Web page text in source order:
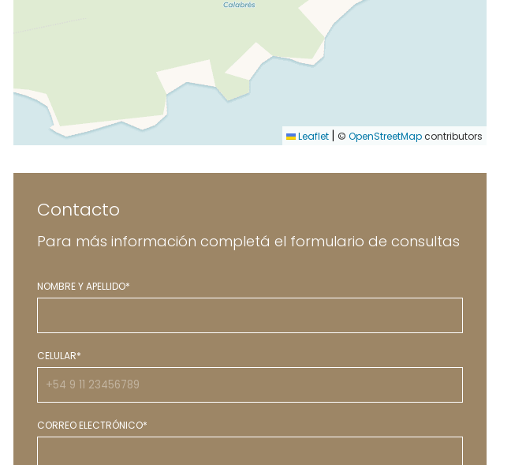
Leaflet | © OpenStreetMapcontributors
Contacto
Para más información completá el formulario de consultas
NOMBRE Y APELLIDO*
CELULAR*
CORREO ELECTRÓNICO*